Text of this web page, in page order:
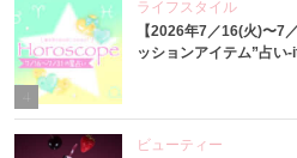
4
ライフスタイル
【2026年7／16(火)〜7
ッションアイテム”占い
ビューティー